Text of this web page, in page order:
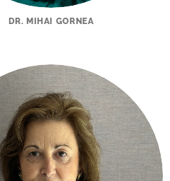
DR. MIHAI GORNEA